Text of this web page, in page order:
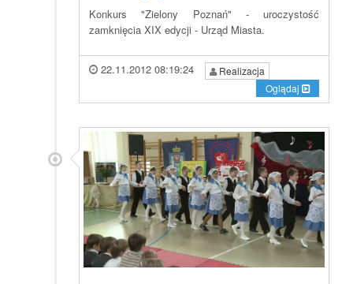
Konkurs "Zielony Poznań" - uroczystość
zamknięcia XIX edycji - Urząd Miasta.
22.11.2012 08:19:24
Realizacja
Oglądaj